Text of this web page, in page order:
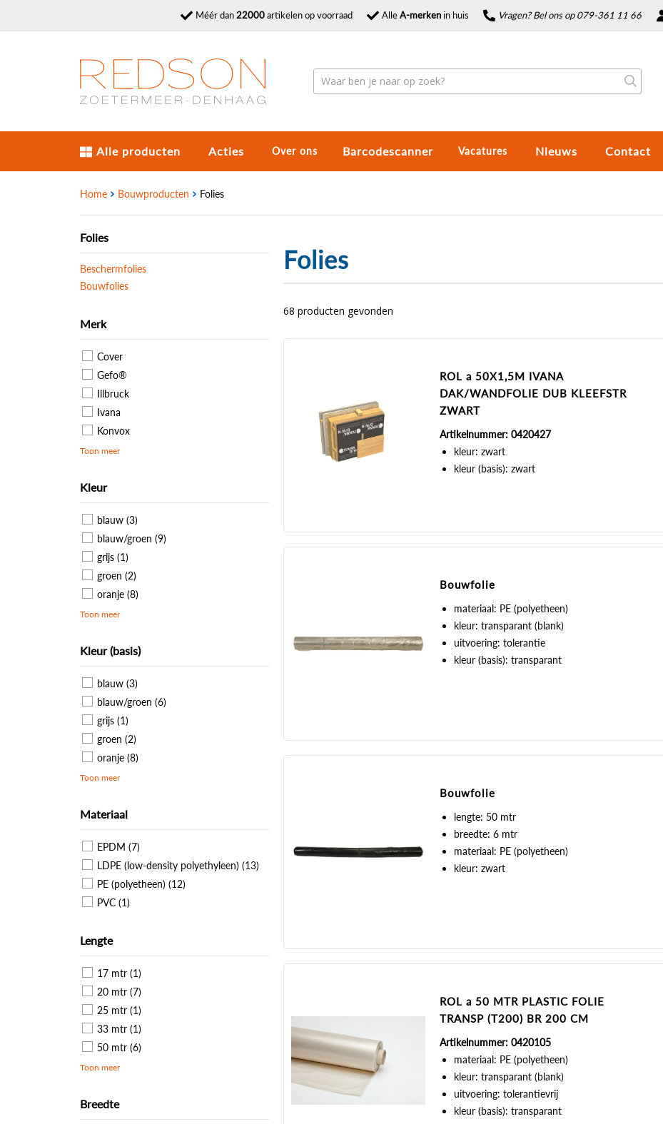
Méér dan22000artikelen op voorraad AlleA-merkenin huis Vragen? Bel ons op 079-361 11 66
Alle producten Acties Over ons Barcodescanner Vacatures Nieuws Contact
Home Bouwproducten Folies
Folies
Beschermfolies
Bouwfolies
Merk
Cover
Gefo®
Illbruck
Ivana
Konvox
Toon meer
Kleur
blauw (3)
blauw/groen (9)
grijs (1)
groen (2)
oranje (8)
Toon meer
Kleur (basis)
blauw (3)
blauw/groen (6)
grijs (1)
groen (2)
oranje (8)
Toon meer
Materiaal
EPDM (7)
LDPE (low-density polyethyleen) (13)
PE (polyetheen) (12)
PVC (1)
Lengte
17 mtr (1)
20 mtr (7)
25 mtr (1)
33 mtr (1)
50 mtr (6)
Toon meer
Breedte
Folies
68 producten gevonden
ROL a 50X1,5M IVANA
DAK/WANDFOLIE DUB KLEEFSTR
ZWART
Artikelnummer: 0420427
kleur: zwart
kleur (basis): zwart
Bouwfolie
materiaal: PE (polyetheen)
kleur: transparant (blank)
uitvoering: tolerantie
kleur (basis): transparant
Bouwfolie
lengte: 50 mtr
breedte: 6 mtr
materiaal: PE (polyetheen)
kleur: zwart
ROL a 50 MTR PLASTIC FOLIE
TRANSP (T200) BR 200 CM
Artikelnummer: 0420105
materiaal: PE (polyetheen)
kleur: transparant (blank)
uitvoering: tolerantievrij
kleur (basis): transparant